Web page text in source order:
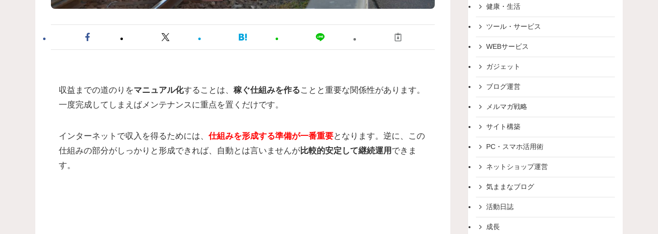
収益までの道のりをマニュアル化することは、 稼ぐ仕組みを作ることと重要な関係性があります。
一度完成してしまえばメンテナンスに重点を置くだけです。
インターネットで収入を得るためには、仕組みを形成する準備が一番重要となります。逆に、この
仕組みの部分がしっかりと形成できれば、自動とは言いませんが比較的安定して継続運用 できま
す。
健康・生活
ツール・サービス
WEBサービス
ガジェット
ブログ運営
メルマガ戦略
サイト構築
PC・スマホ活用術
ネットショップ運営
気ままなブログ
活動日誌
成長